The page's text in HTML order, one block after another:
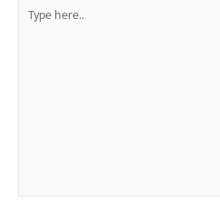
here..